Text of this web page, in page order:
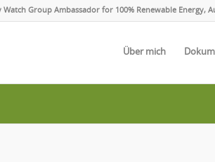
Group Ambassador for 100% Renewable Energy,
Über mich